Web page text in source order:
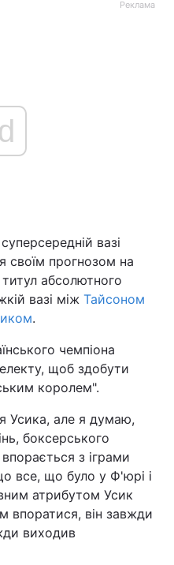
Війна
Політика
Наука
Інциденти
Туризм
Погода
Регіони
Реклама
вазі
своїм прогнозом на
абсолютного
вазі між Тайсоном
.
чемпіона
щоб здобути
королем".
Усика, але я думаю,
боксерського
впорається з іграми
все, що було у Ф'юрі і
атрибутом Усик
він завжди
виходив